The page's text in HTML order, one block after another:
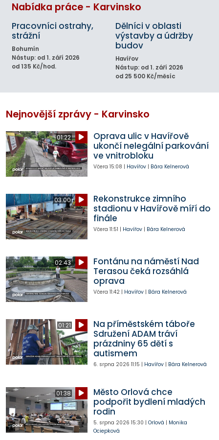
Nabídka práce - Karvinsko
Pracovníci ostrahy,
strážní
Bohumín
Nástup: od 1. září 2026
od 135 Kč/hod.
Dělníci v oblasti
výstavby a údržby
budov
Havířov
Nástup: od 1. září 2026
od 25 500 Kč/měsíc
Nejnovější zprávy - Karvinsko
01:22
Oprava ulic v Havířově
ukončí nelegální parkování
ve vnitrobloku
Včera 15:08 | Havířov| Bára Kelnerová
03:00
Rekonstrukce zimního
stadionu v Havířově míří do
finále
Včera 11:51 | Havířov| Bára Kelnerová
02:43
Fontánu na náměstí Nad
Terasou čeká rozsáhlá
oprava
Včera 11:42| Havířov| Bára Kelnerová
01:21
Na příměstském táboře
Sdružení ADAM tráví
prázdniny 65 dětí s
autismem
6. srpna 2026 11:15 | Havířov| Bára Kelnerová
01:38
Město Orlová chce
podpořit bydlení mladých
rodin
5. srpna 2026 15:30 | Orlová | Monika
Ociepková